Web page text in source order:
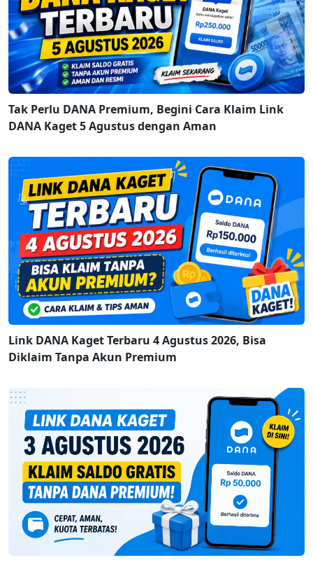
Tak Perlu DANA Premium, Begini Cara Klaim Link
DANA Kaget 5 Agustus dengan Aman
Link DANA Kaget Terbaru 4 Agustus 2026, Bisa
Diklaim Tanpa Akun Premium